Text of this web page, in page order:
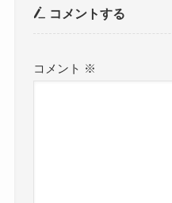
コメントする
コメント ※